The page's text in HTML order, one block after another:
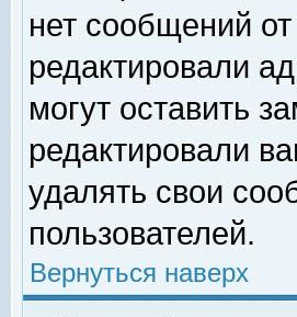
нет сообщений
редактировали
могут оставить
редактировали
удалять свои
пользователей.
Вернуться наверх